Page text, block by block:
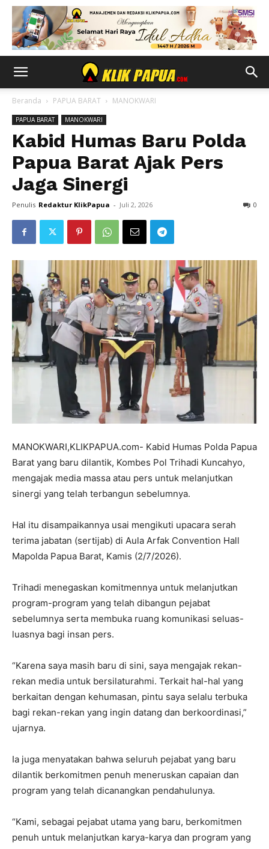
Beranda PAPUA BARAT MANOKWARI
PAPUA BARAT MANOKWARI
Kabid Humas Baru Polda
Papua Barat Ajak Pers
Jaga Sinergi
Penulis Redaktur KlikPapua - Juli 2, 2026 0
MANOKWARI,KLIKPAPUA.com- Kabid Humas Polda Papua
Barat yang baru dilantik, Kombes Pol Trihadi Kuncahyo,
mengajak media massa atau pers untuk melanjutkan
sinergi yang telah terbangun sebelumnya.
Hal itu disampaikannya usai mengikuti upacara serah
terima jabatan (sertijab) di Aula Arfak Convention Hall
Mapolda Papua Barat, Kamis (2/7/2026).
Trihadi menegaskan komitmennya untuk melanjutkan
program-program yang telah dibangun pejabat
sebelumnya serta membuka ruang komunikasi seluas-
luasnya bagi insan pers.
“Karena saya masih baru di sini, saya mengajak rekan-
rekan media untuk bersilaturahmi. Terkait hal-hal yang
berkaitan dengan kehumasan, pintu saya selalu terbuka
bagi rekan-rekan yang ingin datang dan berkoordinasi,”
ujarnya.
Ia juga menyatakan bahwa seluruh pejabat yang baru
dilantik berkomitmen penuh meneruskan capaian dan
program yang telah dicanangkan pendahulunya.
“Kami, sebagai pejabat utama yang baru, berkomitmen
penuh untuk melanjutkan karya-karya dan program yang